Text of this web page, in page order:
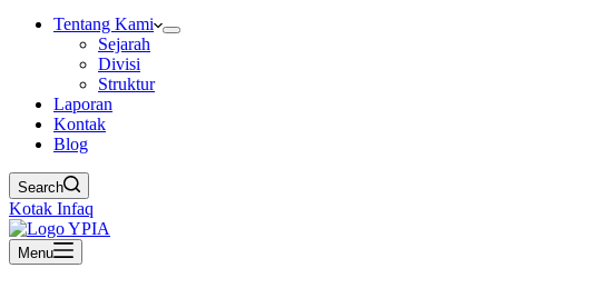
Tentang Kami
Sejarah
Divisi
Struktur
Laporan
Kontak
Blog
Search
Kotak Infaq
Menu